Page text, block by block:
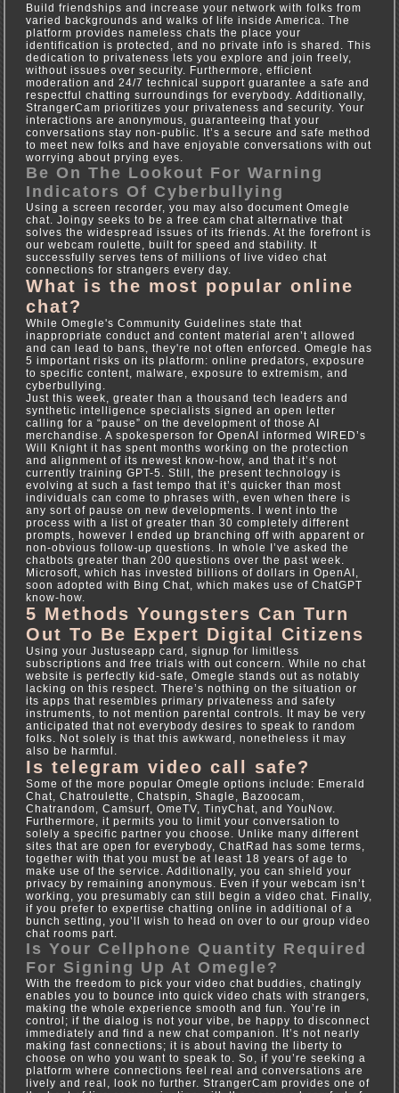
Build friendships and increase your network with folks from
varied backgrounds and walks of life inside America. The
platform provides nameless chats the place your
identification is protected, and no private info is shared. This
dedication to privateness lets you explore and join freely,
without issues over security. Furthermore, efficient
moderation and 24/7 technical support guarantee a safe and
respectful chatting surroundings for everybody. Additionally,
StrangerCam prioritizes your privateness and security. Your
interactions are anonymous, guaranteeing that your
conversations stay non-public. It’s a secure and safe method
to meet new folks and have enjoyable conversations with out
worrying about prying eyes.
Be On The Lookout For Warning
Indicators Of Cyberbullying
Using a screen recorder, you may also document Omegle
chat. Joingy seeks to be a free cam chat alternative that
solves the widespread issues of its friends. At the forefront is
our webcam roulette, built for speed and stability. It
successfully serves tens of millions of live video chat
connections for strangers every day.
What is the most popular online
chat?
While Omegle's Community Guidelines state that
inappropriate conduct and content material aren’t allowed
and can lead to bans, they're not often enforced. Omegle has
5 important risks on its platform: online predators, exposure
to specific content, malware, exposure to extremism, and
cyberbullying.
Just this week, greater than a thousand tech leaders and
synthetic intelligence specialists signed an open letter
calling for a “pause” on the development of those AI
merchandise. A spokesperson for OpenAI informed WIRED’s
Will Knight it has spent months working on the protection
and alignment of its newest know-how, and that it’s not
currently training GPT-5. Still, the present technology is
evolving at such a fast tempo that it’s quicker than most
individuals can come to phrases with, even when there is
any sort of pause on new developments. I went into the
process with a list of greater than 30 completely different
prompts, however I ended up branching off with apparent or
non-obvious follow-up questions. In whole I’ve asked the
chatbots greater than 200 questions over the past week.
Microsoft, which has invested billions of dollars in OpenAI,
soon adopted with Bing Chat, which makes use of ChatGPT
know-how.
5 Methods Youngsters Can Turn
Out To Be Expert Digital Citizens
Using your Justuseapp card, signup for limitless
subscriptions and free trials with out concern. While no chat
website is perfectly kid-safe, Omegle stands out as notably
lacking on this respect. There’s nothing on the situation or
its apps that resembles primary privateness and safety
instruments, to not mention parental controls. It may be very
anticipated that not everybody desires to speak to random
folks. Not solely is that this awkward, nonetheless it may
also be harmful.
Is telegram video call safe?
Some of the more popular Omegle options include: Emerald
Chat, Chatroulette, Chatspin, Shagle, Bazoocam,
Chatrandom, Camsurf, OmeTV, TinyChat, and YouNow.
Furthermore, it permits you to limit your conversation to
solely a specific partner you choose. Unlike many different
sites that are open for everybody, ChatRad has some terms,
together with that you must be at least 18 years of age to
make use of the service. Additionally, you can shield your
privacy by remaining anonymous. Even if your webcam isn’t
working, you presumably can still begin a video chat. Finally,
if you prefer to expertise chatting online in additional of a
bunch setting, you’ll wish to head on over to our group video
chat rooms part.
Is Your Cellphone Quantity Required
For Signing Up At Omegle?
With the freedom to pick your video chat buddies, chatingly
enables you to bounce into quick video chats with strangers,
making the whole experience smooth and fun. You’re in
control; if the dialog is not your vibe, be happy to disconnect
immediately and find a new chat companion. It’s not nearly
making fast connections; it is about having the liberty to
choose on who you want to speak to. So, if you’re seeking a
platform where connections feel real and conversations are
lively and real, look no further. StrangerCam provides one of